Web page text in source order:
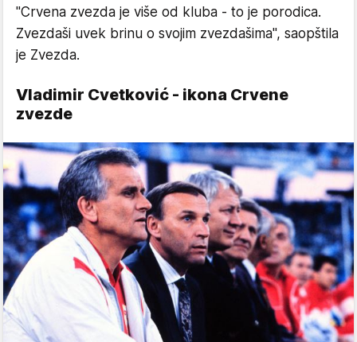
"Crvena zvezda je više od kluba - to je porodica.
Zvezdaši uvek brinu o svojim zvezdašima", saopštila
je Zvezda.
Vladimir Cvetković - ikona Crvene
zvezde